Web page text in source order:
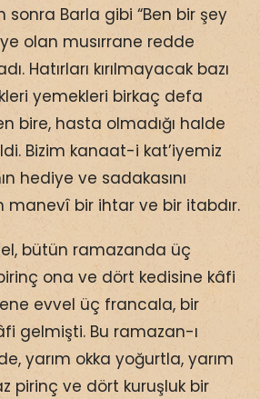
sonra Barla gibi “Ben bir şey
olan musırrane redde
Hatırları kırılmayacak bazı
yemekleri birkaç defa
bire, hasta olmadığı halde
Bizim kanaat-i kat’iyemiz
hediye ve sadakasını
bir ihtar ve bir itabdır.
bütün ramazanda üç
ona ve dört kedisine kâfi
evvel üç francala, bir
gelmişti. Bu ramazan-ı
yarım okka yoğurtla, yarım
pirinç ve dört kuruşluk bir